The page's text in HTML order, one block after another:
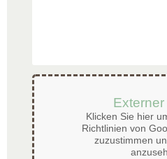
Klicken Sie hier
Richtlinien von
zuzustimmen